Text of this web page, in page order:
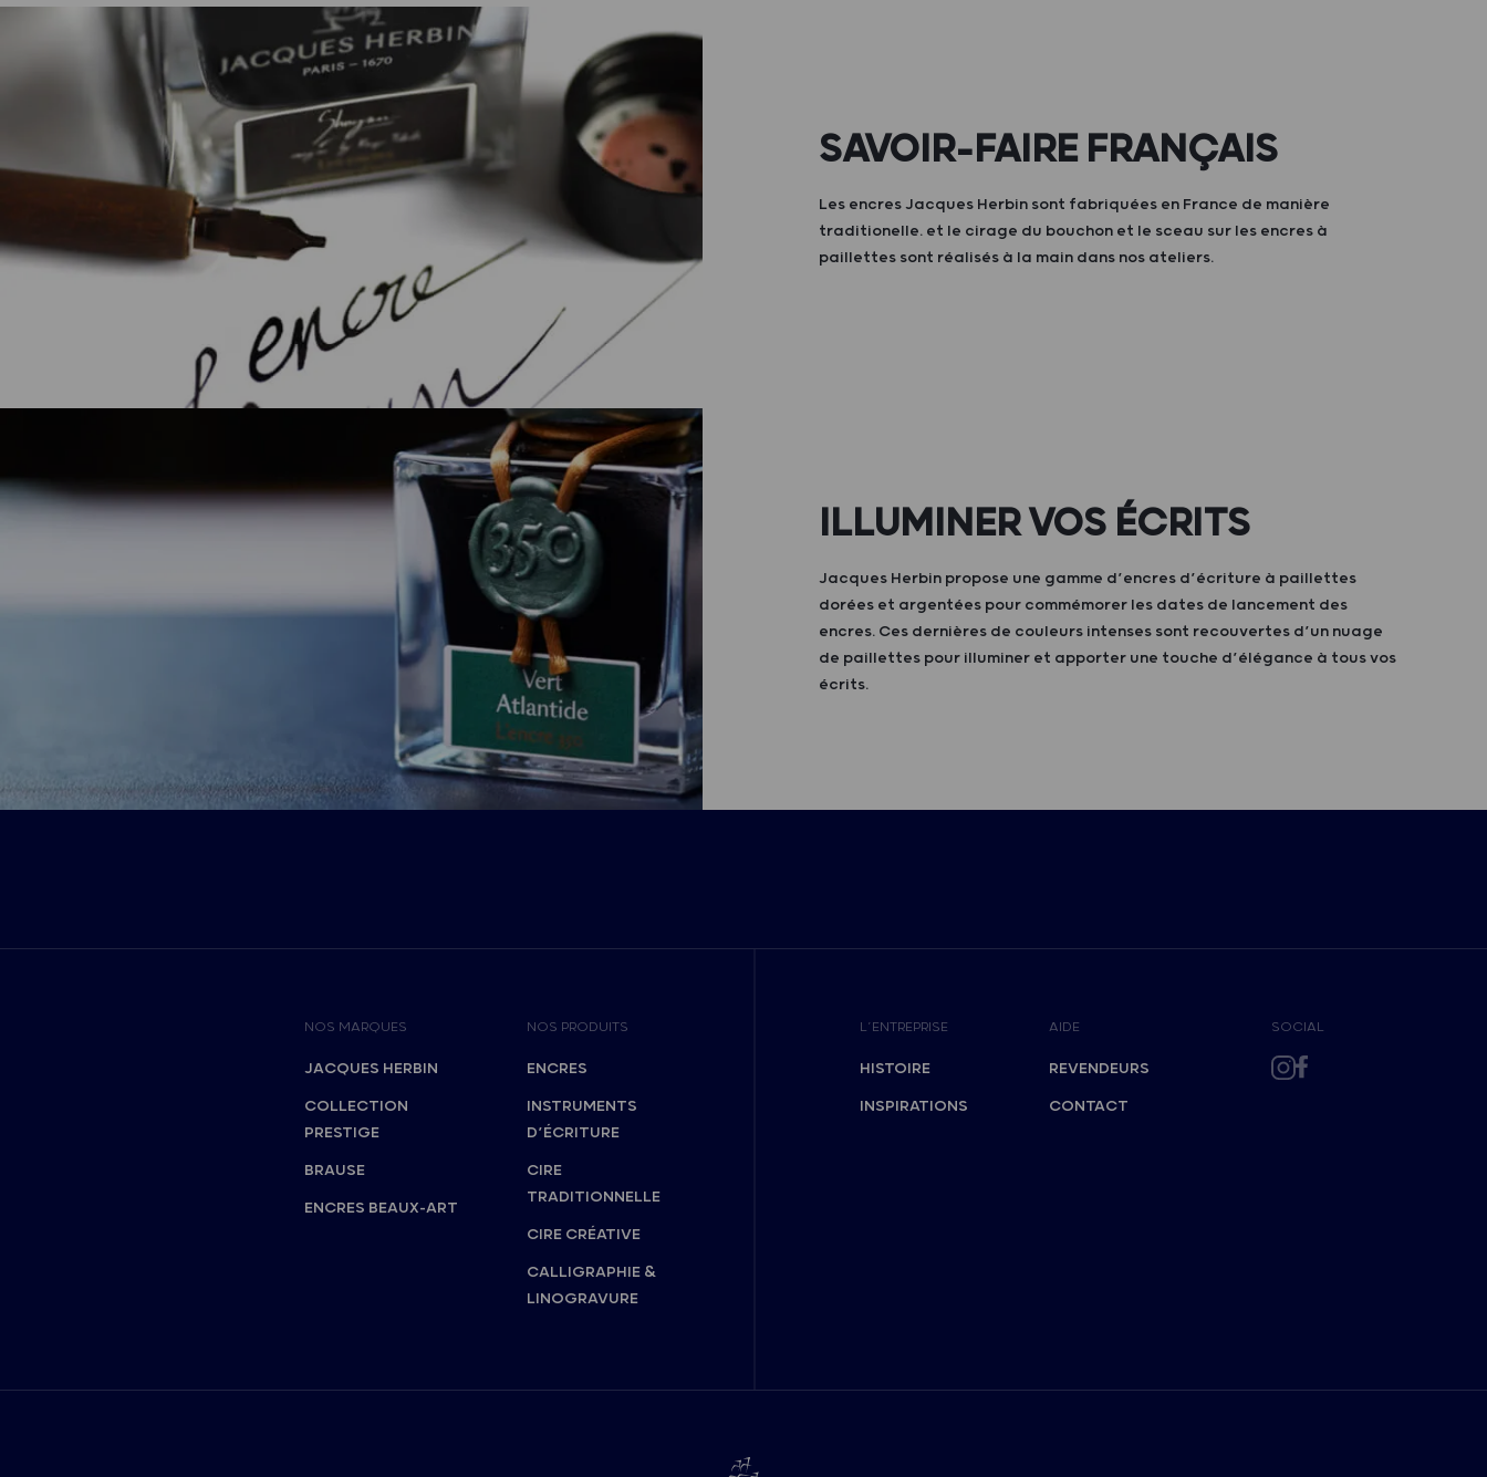
SAVOIR-FAIRE FRANÇAIS
Les encres Jacques Herbin sont fabriquées en France de manière
traditionelle. et le cirage du bouchon et le sceau sur les encres à
paillettes sont réalisés à la main dans nos ateliers.
ILLUMINER VOS ÉCRITS
Jacques Herbin propose une gamme d’encres d’écriture à paillettes
dorées et argentées pour commémorer les dates de lancement des
encres. Ces dernières de couleurs intenses sont recouvertes d’un nuage
de paillettes pour illuminer et apporter une touche d’élégance à tous vos
écrits.
NOS MARQUES
JACQUES HERBIN
COLLECTION
PRESTIGE
BRAUSE
ENCRES BEAUX-ART
NOS PRODUITS
ENCRES
INSTRUMENTS
D’ÉCRITURE
CIRE
TRADITIONNELLE
CIRE CRÉATIVE
CALLIGRAPHIE &
LINOGRAVURE
L’ENTREPRISE
HISTOIRE
INSPIRATIONS
AIDE
REVENDEURS
CONTACT
SOCIAL